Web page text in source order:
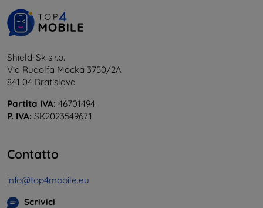
Shield-Sk s.r.o.
Via Rudolfa Mocka 3750/2A
841 04 Bratislava
Partita IVA: 46701494
P. IVA: SK2023549671
Contatto
info@top4mobile.eu
Scrivici